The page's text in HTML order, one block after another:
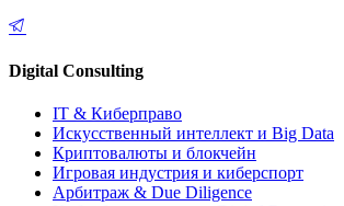
Digital Consulting
IT & Киберправо
Искусственный интеллект и Big Data
Криптовалюты и блокчейн
Игровая индустрия и киберспорт
Арбитраж & Due Diligence